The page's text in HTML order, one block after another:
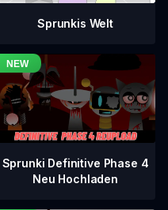
Sprunkis Welt
Sprunki Definitive Phase 4
Neu Hochladen